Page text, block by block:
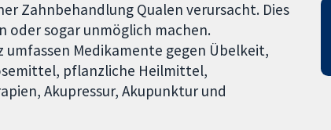
Zahnbehandlung Qualen verursacht. Dies
oder sogar unmöglich machen.
Medikamente gegen Übelkeit,
pflanzliche Heilmittel,
Akupressur, Akupunktur und